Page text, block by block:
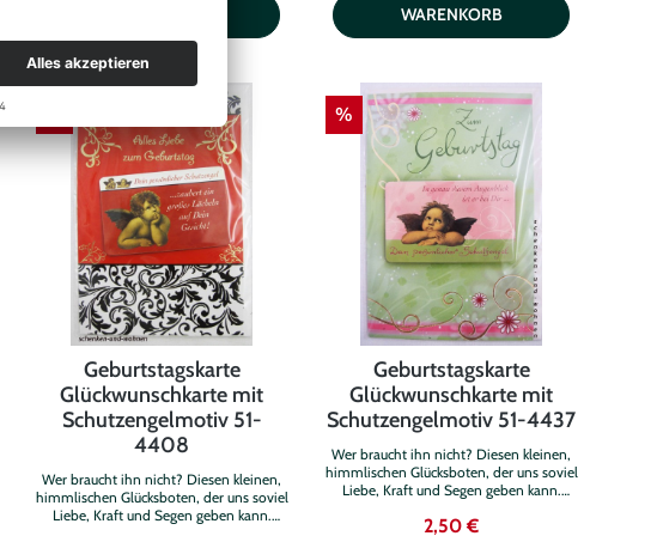
Spruch, zur individuellen Verwendung.
Die Karte selbst besitzt keinen Innentext
besteht aus: 1 Klappkarte und 1weißen
Briefumschlag, Spruch: Dein
persönlicher Schutzengel ... begleitet
Dich überall hin und gibt Dir Energie für
Deine Ziele...
Spruch, zur individuellen Verwendung.
Die Karte selbst besitzt keinen Innentext
Briefumschlag, Spruch: Dein
persönlicher Schutzengel ... für Dich hole
ich die Sterne vom Himmel und leuchte
Dir den Weg...
WARENKORB
Geburtstagskarte
Glückwunschkarte mit
Schutzengelmotiv 51-
4408
Wer braucht ihn nicht? Diesen kleinen,
himmlischen Glücksboten, der uns soviel
Liebe, Kraft und Segen geben kann.
%
Geburtstagskarte
Glückwunschkarte mit
Schutzengelmotiv 51-4437
Wer braucht ihn nicht? Diesen kleinen,
himmlischen Glücksboten, der uns soviel
Liebe, Kraft und Segen geben kann.
gefertigte Glückwunschkarte zum
2,50 €